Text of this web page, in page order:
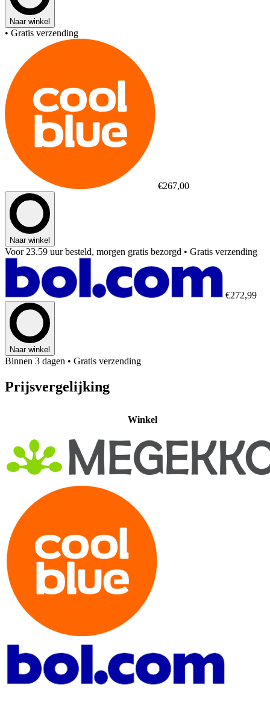
Naar winkel
• Gratis verzending
€267,00
Naar winkel
Voor 23.59 uur besteld, morgen gratis bezorgd • Gratis verzending
€272,99
Naar winkel
Binnen 3 dagen • Gratis verzending
Prijsvergelijking
Winkel